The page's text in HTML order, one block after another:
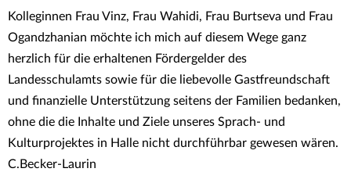
Kolleginnen Frau Vinz, Frau Wahidi, Frau Burtseva und Frau
Ogandzhanian möchte ich mich auf diesem Wege ganz
herzlich für die erhaltenen Fördergelder des
Landesschulamts sowie für die liebevolle Gastfreundschaft
und finanzielle Unterstützung seitens der Familien bedanken,
ohne die die Inhalte und Ziele unseres Sprach- und
Kulturprojektes in Halle nicht durchführbar gewesen wären.
C.Becker-Laurin